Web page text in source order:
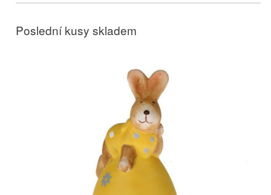
Poslední kusy skladem